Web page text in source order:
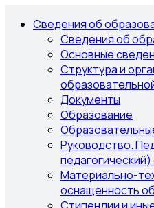
Сведения об
Сведения об
Основные
Структура и
Документы
Образование
Руководство.
педагогический)
Материально-
оснащенность